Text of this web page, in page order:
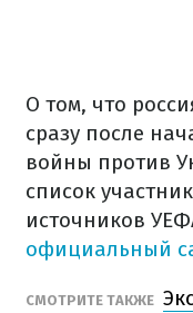
О том, что
сразу после
войны против
список
источников
официальный
СМОТРИТЕ ТАКЖЕ